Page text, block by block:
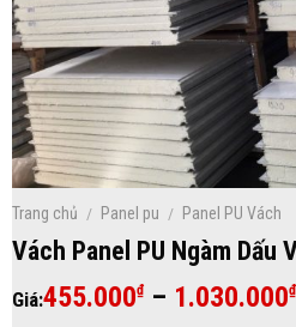
Trang chủ / Panel pu / Panel PU Vách
Vách Panel PU Ngàm Dấu
Giá:455.000₫ – 1.030.000₫